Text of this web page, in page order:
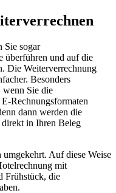
Sie sogar
überführen und auf die
Die Weiterverrechnung
Besonders
wenn Sie die
Rechnungsformaten
dann werden die
direkt in Ihren Beleg
Auf diese Weise
mit
Frühstück, die